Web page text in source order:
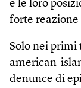
e le loro
forte reazione
Solo nei primi
american-
denunce di